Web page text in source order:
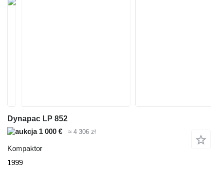
Dynapac LP 852
1 000 €
≈ 4 306 zł
Kompaktor
1999